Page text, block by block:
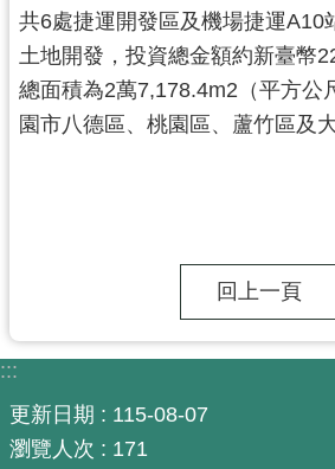
認
識
業
資
訊
共6處捷運開發區及機場捷運A10
土地開發，投資總金額約新臺幣
總面積為2萬7,178.4m2（平方公
園市八德區、桃園區、蘆竹區及大
回上一頁
:::
更新日期
115-08-07
瀏覽人次
171